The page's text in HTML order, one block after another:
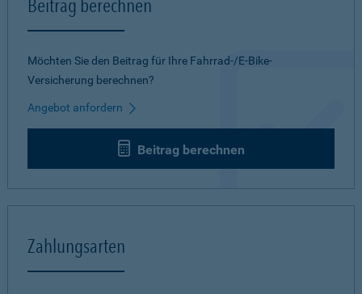
Beitrag berechnen
Möchten Sie den Beitrag für Ihre Fahrrad-/E-Bike-
Versicherung berechnen?
Angebot anfordern
Beitrag berechnen
Zahlungsarten